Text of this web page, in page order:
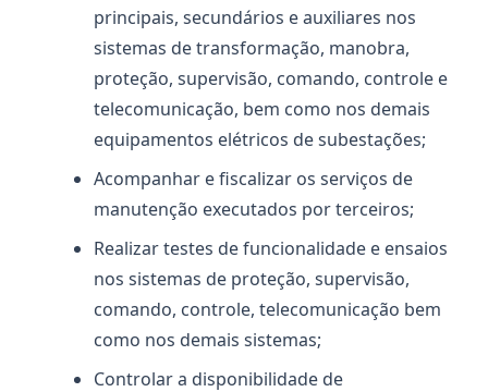
principais, secundários e auxiliares nos
sistemas de transformação, manobra,
proteção, supervisão, comando, controle e
telecomunicação, bem como nos demais
equipamentos elétricos de subestações;
Acompanhar e fiscalizar os serviços de
manutenção executados por terceiros;
Realizar testes de funcionalidade e ensaios
nos sistemas de proteção, supervisão,
comando, controle, telecomunicação bem
como nos demais sistemas;
Controlar a disponibilidade de